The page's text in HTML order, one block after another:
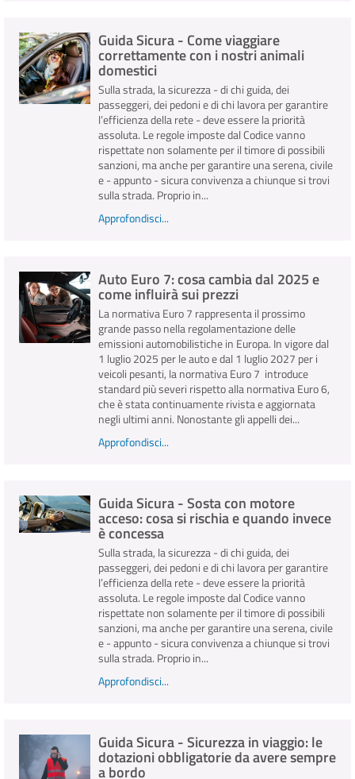
Guida Sicura - Come viaggiare
correttamente con i nostri animali
domestici
Sulla strada, la sicurezza - di chi guida, dei
passeggeri, dei pedoni e di chi lavora per garantire
l’efficienza della rete - deve essere la priorità
assoluta. Le regole imposte dal Codice vanno
rispettate non solamente per il timore di possibili
sanzioni, ma anche per garantire una serena, civile
e - appunto - sicura convivenza a chiunque si trovi
sulla strada. Proprio in...
Approfondisci...
Auto Euro 7: cosa cambia dal 2025 e
come influirà sui prezzi
La normativa Euro 7 rappresenta il prossimo
grande passo nella regolamentazione delle
emissioni automobilistiche in Europa. In vigore dal
1 luglio 2025 per le auto e dal 1 luglio 2027 per i
veicoli pesanti, la normativa Euro 7 introduce
standard più severi rispetto alla normativa Euro 6,
che è stata continuamente rivista e aggiornata
negli ultimi anni. Nonostante gli appelli dei...
Approfondisci...
Guida Sicura - Sosta con motore
acceso: cosa si rischia e quando invece
è concessa
Sulla strada, la sicurezza - di chi guida, dei
passeggeri, dei pedoni e di chi lavora per garantire
l’efficienza della rete - deve essere la priorità
assoluta. Le regole imposte dal Codice vanno
rispettate non solamente per il timore di possibili
sanzioni, ma anche per garantire una serena, civile
e - appunto - sicura convivenza a chiunque si trovi
sulla strada. Proprio in...
Approfondisci...
Guida Sicura - Sicurezza in viaggio: le
dotazioni obbligatorie da avere sempre
a bordo